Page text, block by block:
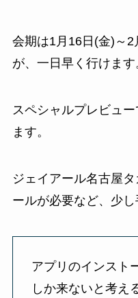
会期は1月16日(金)～
が、一日早く行けます
スペシャルプレビュ
ます。
ジェイアール名古屋
ールが必要など、少し
アプリのインスト
しか来ないと考え